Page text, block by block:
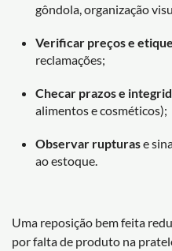
gôndola, organização
Verificar preços e
reclamações;
Checar prazos e
alimentos e cosméticos);
Observar rupturase
ao estoque.
Uma reposição bem feita
por falta de produto na